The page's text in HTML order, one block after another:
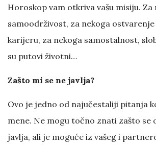
Horoskop vam otkriva vašu misiju. Za
samoodrživost, za nekoga
karijeru, za nekoga samostalnost,
su putovi životni…
Zašto mi se ne javlja?
Ovo je jedno od najučestaliji pitanja
mene. Ne mogu točno znati zašto se
javlja, ali je moguće iz vašeg i